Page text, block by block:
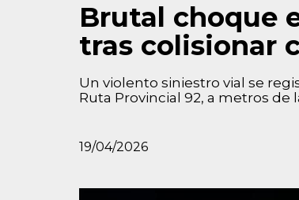
Brutal choque
tras colisionar
Un violento siniestro vial se
Ruta Provincial 92, a metros de
19/04/2026